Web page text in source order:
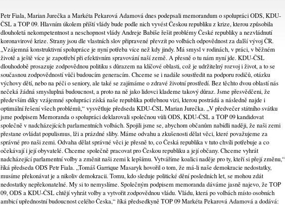
Petr Fiala, Marian Jurečka a Markéta Pekarová Adamová dnes podepsali memorandum o spolupráci ODS, KDU-
ČSL a TOP 09. Hlavním úkolem příští vlády bude podle nich vyvést Českou republiku z krize, kterou způsobila
dlouholetá nekompetentnost a neschopnost vlády Andreje Babiše řešit problémy České republiky a nezvládnutí
koronavirové krize. Strany jsou dle vlastních slov připravené převzít po volbách odpovědnost za další vývoj ČR.
„Vzájemná konstruktivní spolupráce je nyní potřeba více než kdy jindy. Má smysl v rodinách, v práci, v běžném
životě a ještě více je zapotřebí při efektivním spravování naší země. A přesně o tu nám nyní jde. KDU-ČSL
dlouhodobě prosazuje zodpovědnou politiku s důrazem na klíčové oblasti, což je udržitelný rozvoj i život, a to se
současnou zodpovědností vůči budoucím generacím. Chceme se i nadále soustředit na podporu rodičů, otázku
výchovy dětí, nebo na péči o seniory, ale také se zajímáme o zdravé životní prostředí. Bez těchto dvou oblastí nás
nečeká žádná smysluplná budoucnost, a proto na ně jako lidovci klademe takový důraz. Jsme přesvědčeni, že
především díky vzájemné spolupráci získá naše republika potřebnou vizi, kterou postrádá a následně najde i
optimální řešení všech problémů,“ vysvětluje předseda KDU-ČSL Marian Jurečka. „V předvečer státního svátku
jsme podpisem Memoranda o spolupráci deklarovali společnou vůli ODS, KDU-ČSL a TOP 09 kandidovat
společně v nadcházejících parlamentních volbách. Spojili jsme se, abychom občanům nabídli naději, že naši zemi
přestane ovládat populismus, lži a prázdné sliby. Máme odvahu a zkušenosti dělat věci, které považujeme za
správné pro naši zemi. Odvaha dělat správné věci je přesně to, co Česká republika v tuto chvíli potřebuje a co
očekávají i její obyvatelé. Chceme společně pracovat pro Českou republiku a její občany. Chceme vyhrát
nadcházející parlamentní volby a změnit naši zemi k lepšímu. Vytváříme koalici naděje pro ty, kteří si přejí změnu,“
říká předseda ODS Petr Fiala. „Tomáš Garrique Masaryk hovořil o tom, že má-li naše demokracie nedostatky,
musíme překonávat je a nikoliv demokracii. Tomu, kdo sleduje politické dění posledních let, se mohou zdát
nedostatky nepřekonatelné. My si to nemyslíme. Společným podpisem memoranda dáváme jasně najevo, že TOP
09, ODS a KDU-ČSL chtějí vyhrát volby a vytvořit zodpovědnou vládu. Vládu, která po volbách místo osobních
ambicí upřednostní budoucnost celého Česka,“ říká předsedkyně TOP 09 Markéta Pekarová Adamová a dodává: